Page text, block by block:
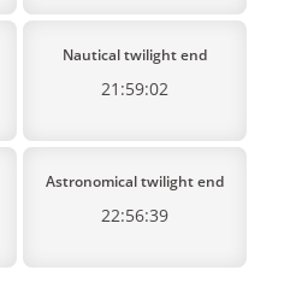
Nautical twilight end
21:59:02
Astronomical twilight end
22:56:39